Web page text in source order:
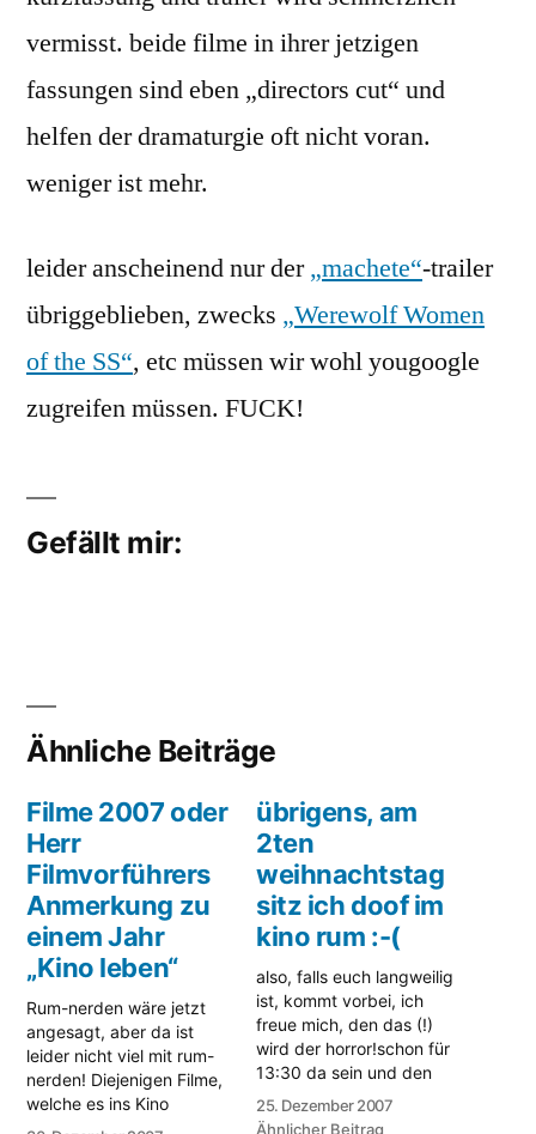
vermisst. beide filme in ihrer jetzigen
fassungen sind eben „directors cut“ und
helfen der dramaturgie oft nicht voran.
weniger ist mehr.
leider anscheinend nur der„machete“-trailer
übriggeblieben, zwecks „Werewolf Women
of the SS“, etc müssen wir wohl yougoogle
zugreifen müssen. FUCK!
Gefällt mir:
Ähnliche Beiträge
Filme 2007 oder
Herr
Filmvorführers
Anmerkung zu
einem Jahr
„Kino leben“
Rum-nerden wäre jetzt
angesagt, aber da ist
leider nicht viel mit rum-
nerden! Diejenigen Filme,
welche es ins Kino
packten, sind fast alle
übrigens, am
2ten
weihnachtstag
sitz ich doof im
kino rum :-(
also, falls euch langweilig
ist, kommt vorbei, ich
freue mich, den das (!)
wird der horror!schon für
13:30 da sein und den
beschisstesten film des
jahres: "gespräche mit
25. Dezember 2007
Ähnlicher Beitrag